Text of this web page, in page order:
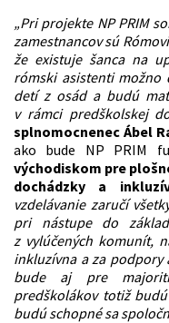
„Pri projekte NP PRIM
zamestnancov sú
že existuje šanca na
rómski asistenti
detí z osád a budú
v rámci predškolskej
splnomocnenec Ábel
ako bude NP PRIM
východiskom pre
dochádzky a
vzdelávanie zaručí
pri nástupe do
z vylúčených komunít,
inkluzívna a za podpory
bude aj pre
predškolákov totiž
budú schopné sa